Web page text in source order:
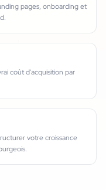
pages, onboarding et
coût d'acquisition par
votre croissance